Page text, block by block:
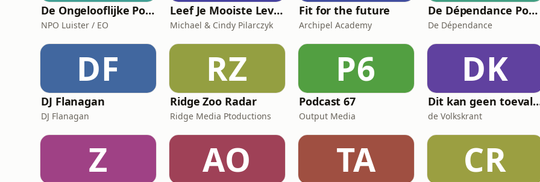
De Ongelooflijke Podcast
NPO Luister / EO
Leef Je Mooiste Leven Podcast
Michael & Cindy Pilarczyk
Fit for the future
Archipel Academy
De Dépendance Podcast
De Dépendance
DF
DJ Flanagan
DJ Flanagan
RZ
Ridge Zoo Radar
Ridge Media Ptoductions
P6
Podcast 67
Output Media
DK
Dit kan
de Volkskrant
Z AO TA CR